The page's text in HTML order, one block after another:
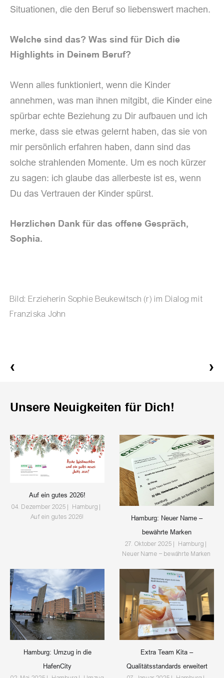
Situationen, die den Beruf so liebenswert machen.
Welche sind das? Was sind für Dich die
Highlights in Deinem Beruf?
Wenn alles funktioniert, wenn die Kinder
annehmen, was man ihnen mitgibt, die Kinder eine
spürbar echte Beziehung zu Dir aufbauen und ich
merke, dass sie etwas gelernt haben, das sie von
mir persönlich erfahren haben, dann sind das
solche strahlenden Momente. Um es noch kürzer
zu sagen: ich glaube das allerbeste ist es, wenn
Du das Vertrauen der Kinder spürst.
Herzlichen Dank für das offene Gespräch,
Sophia.
Bild: Erzieherin Sophie Beukewitsch (r) im Dialog mit
Franziska John
‹ ›
Unsere Neuigkeiten für Dich!
Auf ein gutes 2026!
04. Dezember 2025 | Hamburg |
Auf ein gutes 2026!
Hamburg: Neuer Name –
bewährte Marken
27. Oktober 2025 | Hamburg |
Neuer Name – bewährte Marken
Hamburg: Umzug in die
HafenCity
Extra Team Kita –
Qualitätsstandards erweitert